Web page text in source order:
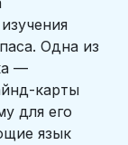
Одна из
—
карты
для его
язык